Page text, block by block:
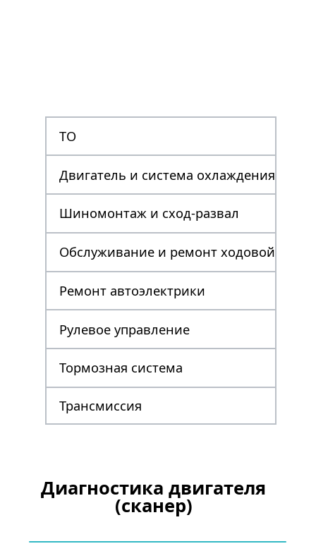
ТО
Двигатель и система охлаждения
Шиномонтаж и сход-развал
Обслуживание и ремонт ходовой
Ремонт автоэлектрики
Рулевое управление
Тормозная система
Трансмиссия
Диагностика двигателя
(сканер)